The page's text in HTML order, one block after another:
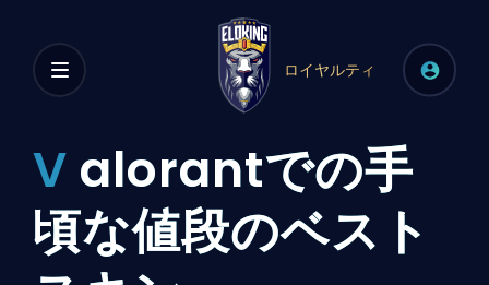
ロイヤルティ
V alorantでの手
頃な値段のベスト